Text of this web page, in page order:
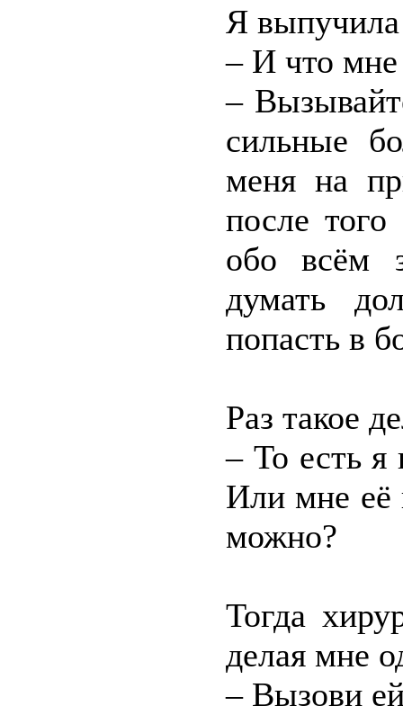
Я выпучила
– И что мне
–
сильные
меня на
после того
обо всём
думать
попасть в
Раз такое
– То есть
Или мне её
можно?
Тогда
делая мне
– Вызови